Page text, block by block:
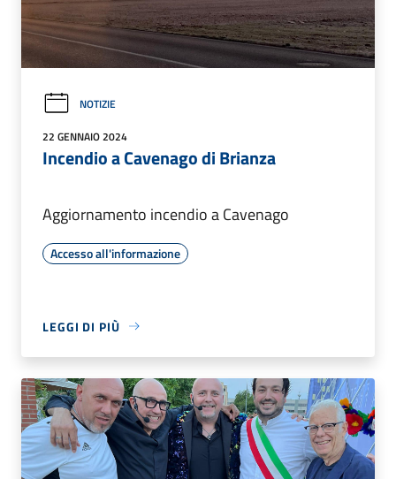
NOTIZIE
22 GENNAIO 2024
Incendio a Cavenago di Brianza
Aggiornamento incendio a Cavenago
Accesso all'informazione
LEGGI DI PIÙ